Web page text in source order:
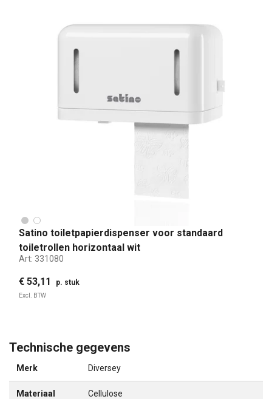
Satino toiletpapierdispenser voor standaard
toiletrollen horizontaal wit
Art: 331080
€ 53,11 p. stuk
Excl. BTW
Technische gegevens
Merk Diversey
Materiaal Cellulose